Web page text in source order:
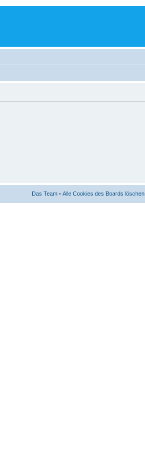
Das Team • Alle Cookies des Boards löschen